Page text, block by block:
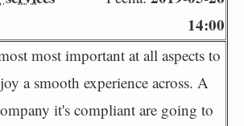
14:00
most important at all aspects to
a smooth experience across. A
it's compliant are going to